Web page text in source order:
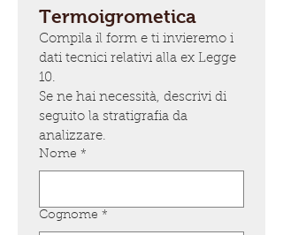
Termoigrometica
Compila il form e ti invieremo i
dati tecnici relativi alla ex Legge
Se ne hai necessità, descrivi di
seguito la stratigrafia da
analizzare.
Nome *
Cognome *